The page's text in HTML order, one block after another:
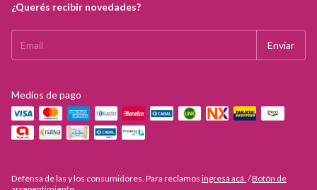
¿Querés recibir novedades?
Medios de pago
Defensa de las y los consumidores. Para reclamos ingresá acá. /Botón de